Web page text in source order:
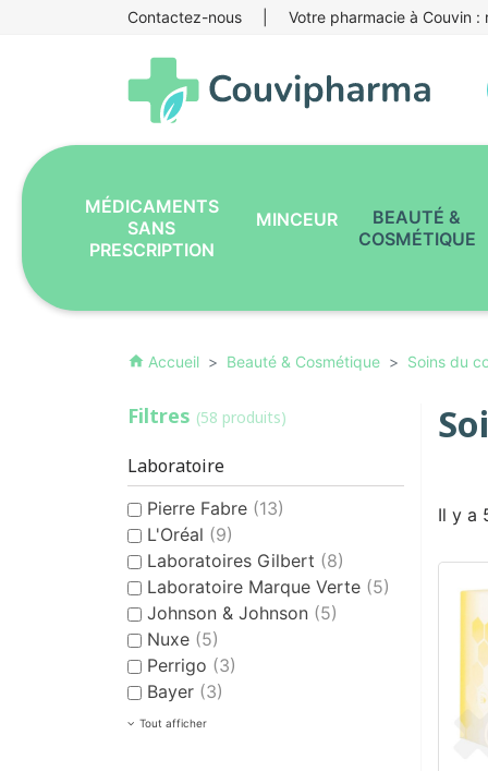
Contactez-nous Votre pharmacie à Couvin
MÉDICAMENTS
SANS
PRESCRIPTION
MINCEUR
BEAUTÉ &
COSMÉTIQUE
home Accueil Beauté & Cosmétique Soins du
Filtres (58 produits)
Laboratoire
Pierre Fabre (13)
L'Oréal (9)
Laboratoires Gilbert (8)
Laboratoire Marque Verte (5)
Johnson & Johnson (5)
Nuxe (5)
Perrigo (3)
Bayer (3)
Tout afficher
Il y a